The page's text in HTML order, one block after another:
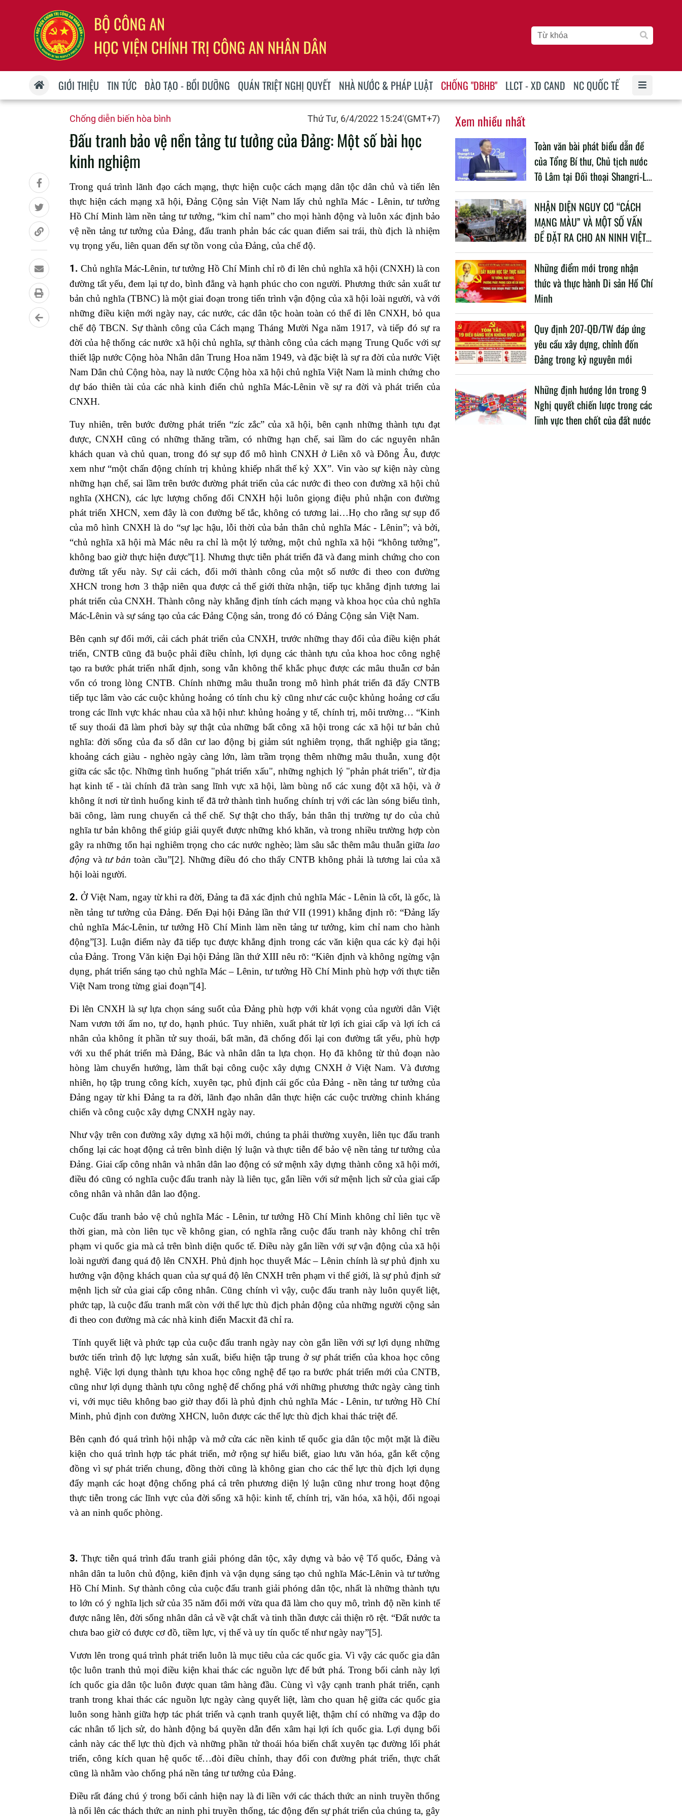
GIỚI THIỆU TIN TỨC ĐÀO TẠO - BỒI DƯỠNG QUÁN TRIỆT NGHỊ QUYẾT NHÀ NƯỚC & PHÁP LUẬT CHỐNG "DBHB" LLCT - XD CAND NC QUỐC TẾ
Chống diễn biến hòa bình Thứ Tư, 6/4/2022 15:24'(GMT+7)
Đấu tranh bảo vệ nền tảng tư tưởng của Đảng: Một số bài học
kinh nghiệm
Trong quá trình lãnh đạo cách mạng, thực hiện cuộc cách mạng dân tộc dân chủ và tiến lên
thực hiện cách mạng xã hội, Đảng Cộng sản Việt Nam lấy chủ nghĩa Mác - Lênin, tư tưởng
Hồ Chí Minh làm nền tảng tư tưởng, “kim chỉ nam” cho mọi hành động và luôn xác định bảo
vệ nền tảng tư tưởng của Đảng, đấu tranh phản bác các quan điểm sai trái, thù địch là nhiệm
vụ trọng yếu, liên quan đến sự tồn vong của Đảng, của chế độ.
1. Chủ nghĩa Mác-Lênin, tư tưởng Hồ Chí Minh chỉ rõ đi lên chủ nghĩa xã hội (CNXH) là con
đường tất yếu, đem lại tự do, bình đẳng và hạnh phúc cho con người. Phương thức sản xuất tư
bản chủ nghĩa (TBNC) là một giai đoạn trong tiến trình vận động của xã hội loài người, và với
những điều kiện mới ngày nay, các nước, các dân tộc hoàn toàn có thể đi lên CNXH, bỏ qua
chế độ TBCN. Sự thành công của Cách mạng Tháng Mười Nga năm 1917, và tiếp đó sự ra
đời của hệ thống các nước xã hội chủ nghĩa, sự thành công của cách mạng Trung Quốc với sự
thiết lập nước Cộng hòa Nhân dân Trung Hoa năm 1949, và đặc biệt là sự ra đời của nước Việt
Nam Dân chủ Cộng hòa, nay là nước Cộng hòa xã hội chủ nghĩa Việt Nam là minh chứng cho
dự báo thiên tài của các nhà kinh điển chủ nghĩa Mác-Lênin về sự ra đời và phát triển của
CNXH.
Tuy nhiên, trên bước đường phát triển “zíc zắc” của xã hội, bên cạnh những thành tựu đạt
được, CNXH cũng có những thăng trầm, có những hạn chế, sai lầm do các nguyên nhân
khách quan và chủ quan, trong đó sự sụp đổ mô hình CNXH ở Liên xô và Đông Âu, được
xem như “một chấn động chính trị khủng khiếp nhất thế kỷ XX”. Vin vào sự kiện này cùng
những hạn chế, sai lầm trên bước đường phát triển của các nước đi theo con đường xã hội chủ
nghĩa (XHCN), các lực lượng chống đối CNXH hội luôn giọng điệu phủ nhận con đường
phát triển XHCN, xem đây là con đường bế tắc, không có tương lai…Họ cho rằng sự sụp đổ
của mô hình CNXH là do “sự lạc hậu, lỗi thời của bản thân chủ nghĩa Mác - Lênin”; và bởi,
“chủ nghĩa xã hội mà Mác nêu ra chỉ là một lý tưởng, một chủ nghĩa xã hội “không tưởng”,
không bao giờ thực hiện được”[1]. Nhưng thực tiễn phát triển đã và đang minh chứng cho con
đường tất yếu này. Sự cải cách, đổi mới thành công của một số nước đi theo con đường
XHCN trong hơn 3 thập niên qua được cả thế giới thừa nhận, tiếp tục khẳng định tương lai
phát triển của CNXH. Thành công này khẳng định tính cách mạng và khoa học của chủ nghĩa
Mác-Lênin và sự sáng tạo của các Đảng Cộng sản, trong đó có Đảng Cộng sản Việt Nam.
Bên cạnh sự đổi mới, cải cách phát triển của CNXH, trước những thay đổi của điều kiện phát
triển, CNTB cũng đã buộc phải điều chỉnh, lợi dụng các thành tựu của khoa hoc công nghệ
tạo ra bước phát triển nhất định, song vẫn không thể khắc phục được các mâu thuẫn cơ bản
vốn có trong lòng CNTB. Chính những mâu thuẫn trong mô hình phát triển đã đẩy CNTB
tiếp tục lâm vào các cuộc khủng hoảng có tính chu kỳ cũng như các cuộc khủng hoảng cơ cấu
trong các lĩnh vực khác nhau của xã hội như: khủng hoảng y tế, chính trị, môi trường… “Kinh
tế suy thoái đã làm phơi bày sự thật của những bất công xã hội trong các xã hội tư bản chủ
nghĩa: đời sống của đa số dân cư lao động bị giảm sút nghiêm trọng, thất nghiệp gia tăng;
khoảng cách giàu - nghèo ngày càng lớn, làm trầm trọng thêm những mâu thuẫn, xung đột
giữa các sắc tộc. Những tình huống "phát triển xấu", những nghịch lý "phản phát triển", từ địa
hạt kinh tế - tài chính đã tràn sang lĩnh vực xã hội, làm bùng nổ các xung đột xã hội, và ở
không ít nơi từ tình huống kinh tế đã trở thành tình huống chính trị với các làn sóng biểu tình,
bãi công, làm rung chuyển cả thể chế. Sự thật cho thấy, bản thân thị trường tự do của chủ
nghĩa tư bản không thể giúp giải quyết được những khó khăn, và trong nhiều trường hợp còn
gây ra những tổn hại nghiêm trọng cho các nước nghèo; làm sâu sắc thêm mâu thuẫn giữa lao
động và tư bản toàn cầu”[2]. Những điều đó cho thấy CNTB không phải là tương lai của xã
hội loài người.
2. Ở Việt Nam, ngay từ khi ra đời, Đảng ta đã xác định chủ nghĩa Mác - Lênin là cốt, là gốc, là
nền tảng tư tưởng của Đảng. Đến Đại hội Đảng lần thứ VII (1991) khẳng định rõ: “Đảng lấy
chủ nghĩa Mác-Lênin, tư tưởng Hồ Chí Minh làm nền tảng tư tưởng, kim chỉ nam cho hành
động”[3]. Luận điểm này đã tiếp tục được khẳng định trong các văn kiện qua các kỳ đại hội
của Đảng. Trong Văn kiện Đại hội Đảng lần thứ XIII nêu rõ: “Kiên định và không ngừng vận
dụng, phát triển sáng tạo chủ nghĩa Mác – Lênin, tư tưởng Hồ Chí Minh phù hợp với thực tiễn
Việt Nam trong từng giai đoạn”[4].
Đi lên CNXH là sự lựa chọn sáng suốt của Đảng phù hợp với khát vọng của người dân Việt
Nam vươn tới ấm no, tự do, hạnh phúc. Tuy nhiên, xuất phát từ lợi ích giai cấp và lợi ích cá
nhân của không ít phần tử suy thoái, bất mãn, đã chống đối lại con đường tất yếu, phù hợp
với xu thế phát triển mà Đảng, Bác và nhân dân ta lựa chọn. Họ đã không từ thủ đoạn nào
hòng làm chuyển hướng, làm thất bại công cuộc xây dựng CNXH ở Việt Nam. Và đương
nhiên, họ tập trung công kích, xuyên tạc, phủ định cái gốc của Đảng - nền tảng tư tưởng của
Đảng ngay từ khi Đảng ta ra đời, lãnh đạo nhân dân thực hiện các cuộc trường chinh kháng
chiến và công cuộc xây dựng CNXH ngày nay.
Như vậy trên con đường xây dựng xã hội mới, chúng ta phải thường xuyên, liên tục đấu tranh
chống lại các hoạt động cả trên bình diện lý luận và thực tiễn để bảo vệ nền tảng tư tưởng của
Đảng. Giai cấp công nhân và nhân dân lao động có sứ mệnh xây dựng thành công xã hội mới,
điều đó cũng có nghĩa cuộc đấu tranh này là liên tục, gắn liền với sứ mệnh lịch sử của giai cấp
công nhân và nhân dân lao động.
Cuộc đấu tranh bảo vệ chủ nghĩa Mác - Lênin, tư tưởng Hồ Chí Minh không chỉ liên tục về
thời gian, mà còn liên tục về không gian, có nghĩa rằng cuộc đấu tranh này không chỉ trên
phạm vi quốc gia mà cả trên bình diện quốc tế. Điều này gắn liền với sự vận động của xã hội
loài người đang quá độ lên CNXH. Phủ định học thuyết Mác – Lênin chính là sự phủ định xu
hướng vận động khách quan của sự quá độ lên CNXH trên phạm vi thế giới, là sự phủ định sứ
mệnh lịch sử của giai cấp công nhân. Cũng chính vì vậy, cuộc đấu tranh này luôn quyết liệt,
phức tạp, là cuộc đấu tranh mất còn với thế lực thù địch phản động của những người cộng sản
đi theo con đường mà các nhà kinh điển Macxit đã chỉ ra.
Tính quyết liệt và phức tạp của cuộc đấu tranh ngày nay còn gắn liền với sự lợi dụng những
bước tiến trình độ lực lượng sản xuất, biểu hiện tập trung ở sự phát triển của khoa học công
nghệ. Việc lợi dụng thành tựu khoa học công nghệ để tạo ra bước phát triển mới của CNTB,
cũng như lợi dụng thành tựu công nghệ để chống phá với những phương thức ngày càng tinh
vi, với mục tiêu không bao giờ thay đổi là phủ định chủ nghĩa Mác - Lênin, tư tưởng Hồ Chí
Minh, phủ định con đường XHCN, luôn được các thế lực thù địch khai thác triệt để.
Bên cạnh đó quá trình hội nhập và mở cửa các nền kinh tế quốc gia dân tộc một mặt là điều
kiện cho quá trình hợp tác phát triển, mở rộng sự hiểu biết, giao lưu văn hóa, gắn kết cộng
đồng vì sự phát triển chung, đồng thời cũng là không gian cho các thế lực thù địch lợi dụng
đẩy mạnh các hoạt động chống phá cả trên phương diện lý luận cũng như trong hoạt động
thực tiễn trong các lĩnh vực của đời sống xã hội: kinh tế, chính trị, văn hóa, xã hội, đối ngoại
và an ninh quốc phòng.
3.Thực tiễn quá trình đấu tranh giải phóng dân tộc, xây dựng và bảo vệ Tổ quốc, Đảng và
nhân dân ta luôn chủ động, kiên định và vận dụng sáng tạo chủ nghĩa Mác-Lênin và tư tưởng
Hồ Chí Minh. Sự thành công của cuộc đấu tranh giải phóng dân tộc, nhất là những thành tựu
to lớn có ý nghĩa lịch sử của 35 năm đổi mới vừa qua đã làm cho quy mô, trình độ nền kinh tế
được nâng lên, đời sống nhân dân cả về vật chất và tinh thần được cải thiện rõ rệt. “Đất nước ta
chưa bao giờ có được cơ đồ, tiềm lực, vị thế và uy tín quốc tế như ngày nay”[5].
Vươn lên trong quá trình phát triển luôn là mục tiêu của các quốc gia. Vì vậy các quốc gia dân
tộc luôn tranh thủ mọi điều kiện khai thác các nguồn lực để bứt phá. Trong bối cảnh này lợi
ích quốc gia dân tộc luôn được quan tâm hàng đầu. Cùng vì vậy cạnh tranh phát triển, cạnh
tranh trong khai thác các nguồn lực ngày càng quyết liệt, làm cho quan hệ giữa các quốc gia
luôn song hành giữa hợp tác phát triển và cạnh tranh quyết liệt, thậm chí có những va đập do
các nhân tố lịch sử, do hành động bá quyền dẫn đến xâm hại lợi ích quốc gia. Lợi dụng bối
cảnh này các thế lực thù địch và những phần tử thoái hóa biến chất xuyên tạc đường lối phát
triển, công kích quan hệ quốc tế…đòi điều chỉnh, thay đổi con đường phát triển, thực chất
cũng là nhằm vào chống phá nền tảng tư tưởng của Đảng.
Điều rất đáng chú ý trong bối cảnh hiện nay là đi liền với các thách thức an ninh truyền thống
là nổi lên các thách thức an ninh phi truyền thống, tác động đến sự phát triển của chúng ta, gây
Xem nhiều nhất
Toàn văn bài phát biểu dẫn đề
của Tổng Bí thư, Chủ tịch nước
Tô Lâm tại Đối thoại Shangri-La
lần thứ 23
NHẬN DIỆN NGUY CƠ “CÁCH
MẠNG MÀU” VÀ MỘT SỐ VẤN
ĐỀ ĐẶT RA CHO AN NINH VIỆT
NAM TRONG BỐI CẢNH HIỆN
NAY
Những điểm mới trong nhận
thức và thực hành Di sản Hồ Chí
Minh
Quy định 207-QĐ/TW đáp ứng
yêu cầu xây dựng, chỉnh đốn
Đảng trong kỷ nguyên mới
Những định hướng lớn trong 9
Nghị quyết chiến lược trong các
lĩnh vực then chốt của đất nước